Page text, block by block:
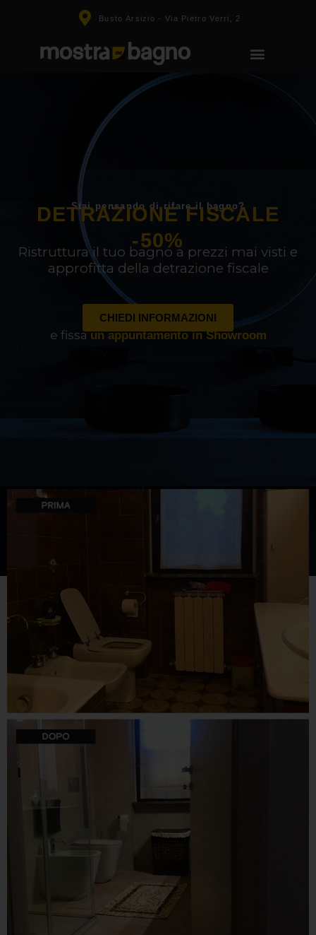
Busto Arsizio - Via Pietro Verri, 2
Stai pensando di rifare il bagno?
DETRAZIONE FISCALE
-50%
Ristruttura il tuo bagno a prezzi mai visti e
approfitta della detrazione fiscale
CHIEDI INFORMAZIONI
e fissaun appuntamento in Showroom